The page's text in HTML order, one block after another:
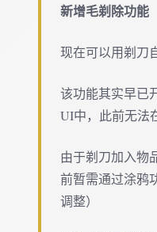
新增毛剃除功能
现在可以用剃刀
该功能其实早已
UI中，此前无法
由于剃刀加入物
前暂需通过涂鸦
调整）